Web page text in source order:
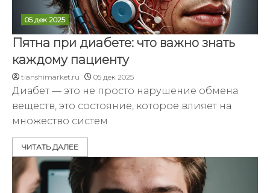
05 дек 2025
Пятна при диабете: что важно знать
каждому пациенту
tianshimarket.ru 05 дек 2025
Диабет — это не просто нарушение обмена
веществ, это состояние, которое влияет на
множество систем
ЧИТАТЬ ДАЛЕЕ